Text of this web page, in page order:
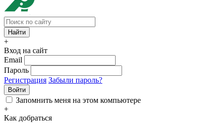
+
Вход на сайт
Email
Пароль
Регистрация Забыли пароль?
Войти
Запомнить меня на этом компьютере
+
Как добраться